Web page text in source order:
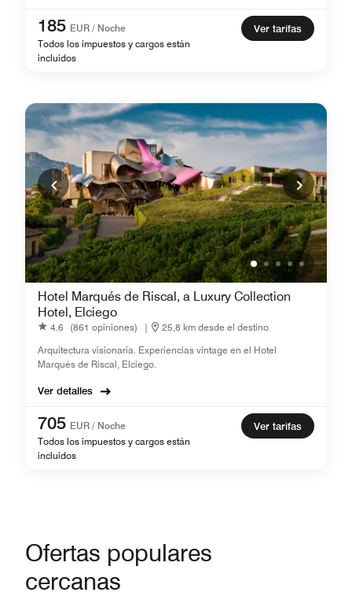
185 EUR / Noche
Todos los impuestos y cargos están
incluidos
Ver tarifas
Hotel Marqués de Riscal, a Luxury Collection
Hotel, Elciego
4.6 (861 opiniones) |
25,8 km desde el destino
Arquitectura visionaria. Experiencias vintage en el Hotel
Marqués de Riscal, Elciego.
Ver detalles
705 EUR / Noche
Todos los impuestos y cargos están
incluidos
Ver tarifas
Ofertas populares
cercanas